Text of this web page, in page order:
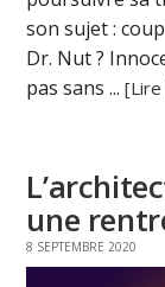
son sujet :
Dr. Nut ?
pas sans ...
une
8 SEPTEMBRE 2020